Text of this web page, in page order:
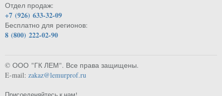
Отдел продаж:
+7 (926) 633-32-09
Бесплатно для регионов:
8 (800) 222-02-90
© ООО "ГК ЛЕМ". Все права защищены.
E-mail: zakaz@lemurprof.ru